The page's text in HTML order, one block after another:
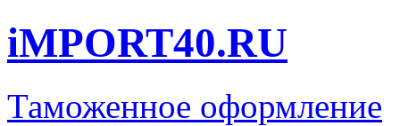
iMPORT40.RU
Таможенное оформление